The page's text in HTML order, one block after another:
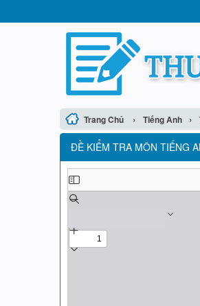
Trang Chủ › Tiếng Anh ›
ĐỀ KIỂM TRA MÔN TIẾNG